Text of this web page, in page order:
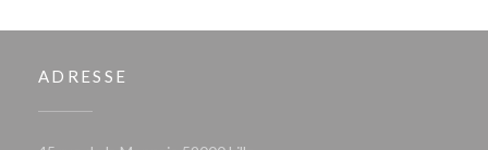
ADRESSE